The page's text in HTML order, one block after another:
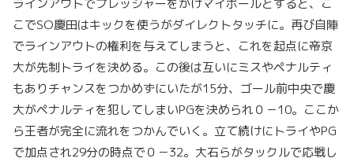
ラインアウトでプレッシャーをかけマイボールとすると、こ
こでSO慶田はキックを使うがダイレクトタッチに。再び自陣
でラインアウトの権利を与えてしまうと、これを起点に帝京
大が先制トライを決める。この後は互いにミスやペナルティ
もありチャンスをつかめずにいたが15分、ゴール前中央で慶
大がペナルティを犯してしまいPGを決められ０－10。ここか
ら王者が完全に流れをつかんでいく。立て続けにトライやPG
で加点され29分の時点で０－32。大石らがタックルで応戦し